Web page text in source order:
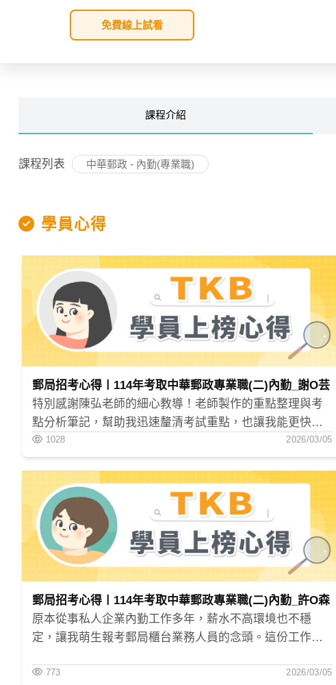
免費線上試看
課程介紹
課程列表 中華郵政 - 內勤(專業職)
學員心得
郵局招考心得〡114年考取中華郵政專業職(二)內勤_謝O芸
特別感謝陳弘老師的細心教導！老師製作的重點整理與考
點分析筆記，幫助我迅速釐清考試重點，也讓我能更快掌
握自己容易出錯的地方。這次在考試中，郵政三法僅錯一
題，洗錢防制法更是全對，除了大量練習刷題外，老師在
課堂中補充的實務案例，更讓我能融會貫通，對法條內容
留下深刻印象。總複習班的課程中，老師也特別點出學生
常見的失分陷阱，幫助我們提早注意，避免重蹈覆轍。講
解法條時也搭配試題解析，讓我更容易掌握題目核心，不
再混淆記憶、放錯重點。
1028 2026/03/05
郵局招考心得〡114年考取中華郵政專業職(二)內勤_許O森
原本從事私人企業內勤工作多年，薪水不高環境也不穩
定，讓我萌生報考郵局櫃台業務人員的念頭。這份工作不
錯。準備考試過程雖然辛苦，但我將它視為轉變人生軌道
773 2026/03/05